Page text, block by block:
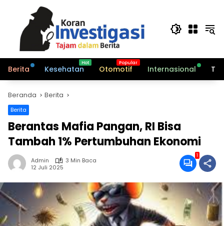
Berita Kesehatan Otomotif Internasional
Beranda Berita
Berita
Berantas Mafia Pangan, RI Bisa
Tambah 1% Pertumbuhan Ekonomi
Admin
3 Min Baca
12 Juli 2025
1